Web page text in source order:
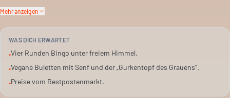
Gewinne kommen vom Restpostenmarkt des Vertrauens. Dazu
Eintritt ist frei. Bingoscheine gibt’s gegen Spende. Nur Bares ist
Wahres.
Mehr anzeigen
WAS DICH ERWARTET
•Vier Runden Bingo unter freiem Himmel.
•Vegane Buletten mit Senf und der „Gurkentopf des Grauens“.
•Preise vom Restpostenmarkt.